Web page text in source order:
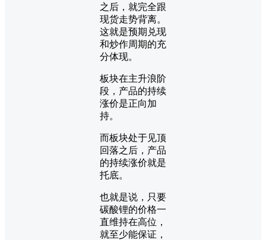
之后，就完全跟
现货走势背离。
这就是预期兑现
和炒作周期的充
分体现。
板块在主升浪阶
段，产品的持续
涨价是正向加
持。
而板块处于见顶
回落之后，产品
的持续涨价就是
托底。
也就是说，只要
碳酸锂的价格一
直维持在高位，
就至少能保证，